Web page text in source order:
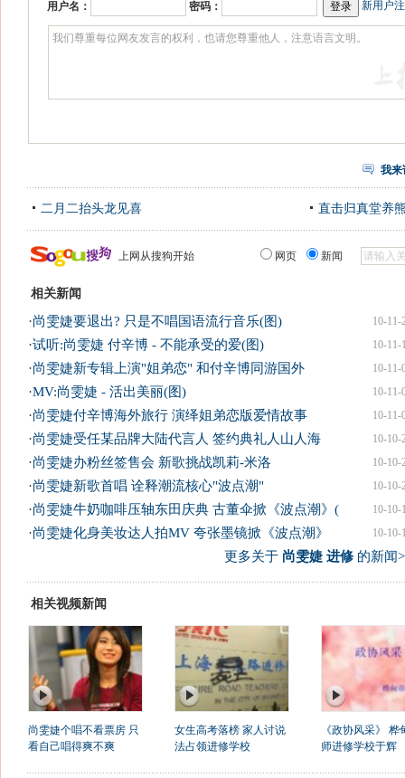
用户名： 密码： 新用户
我来
二月二抬头龙见喜 直击归真堂养
上网从搜狗开始 网页 新闻
相关新闻
10-11-
·尚雯婕要退出? 只是不唱国语流行音乐(图)
10-11-
·试听:尚雯婕 付辛博 - 不能承受的爱(图)
10-11-
·尚雯婕新专辑上演"姐弟恋" 和付辛博同游国外
10-11-
·MV:尚雯婕 - 活出美丽(图)
10-11-
·尚雯婕付辛博海外旅行 演绎姐弟恋版爱情故事
10-10-
·尚雯婕受任某品牌大陆代言人 签约典礼人山人海
10-10-
·尚雯婕办粉丝签售会 新歌挑战凯莉-米洛
10-10-
·尚雯婕新歌首唱 诠释潮流核心"波点潮"
10-10-
·尚雯婕牛奶咖啡压轴东田庆典 古董伞掀《波点潮》(
10-10-
·尚雯婕化身美妆达人拍MV 夸张墨镜掀《波点潮》
更多关于 尚雯婕 进修的新闻
相关视频新闻
尚雯婕个唱不看票房 只
看自己唱得爽不爽
女生高考落榜 家人讨说
法占领进修学校
《政协风采》 桦
师进修学校于辉